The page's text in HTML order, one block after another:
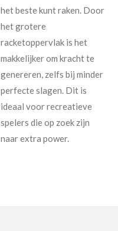
het beste kunt raken. Door
het grotere
racketoppervlak is het
makkelijker om kracht te
genereren, zelfs bij minder
perfecte slagen. Dit is
ideaal voor recreatieve
spelers die op zoek zijn
naar extra power.